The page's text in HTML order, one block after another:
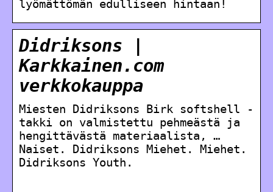
lyömättömän edulliseen hintaan!
Didriksons |
Karkkainen.com
verkkokauppa
Miesten Didriksons Birk softshell -
takki on valmistettu pehmeästä ja
hengittävästä materiaalista, …
Naiset. Didriksons Miehet. Miehet.
Didriksons Youth.